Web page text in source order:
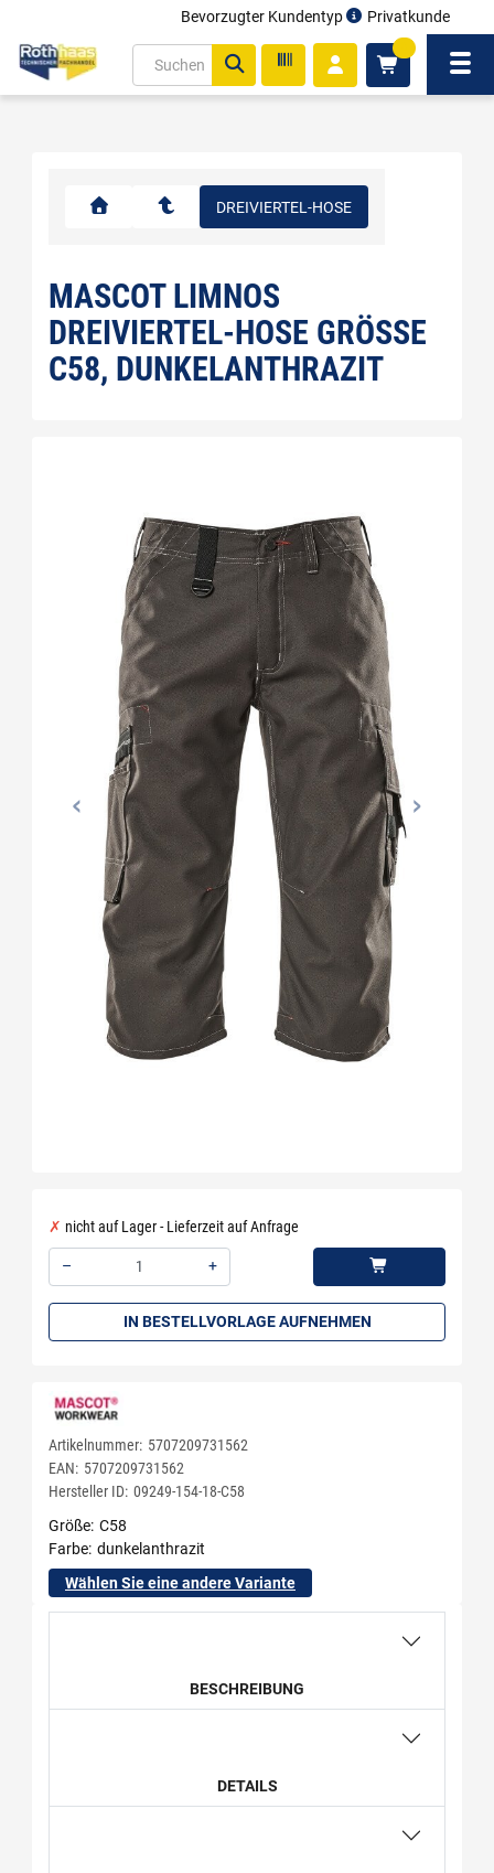
Bevorzugter Kundentyp Privatkunde
DREIVIERTEL-HOSE
MASCOT LIMNOS
DREIVIERTEL-HOSE GRÖSSE C
58, DUNKELANTHRAZIT
nicht auf Lager - Lieferzeit auf Anfrage
–
+
IN BESTELLVORLAGE AUFNEHMEN
Artikelnummer: 5707209731562
EAN: 5707209731562
Hersteller ID: 09249-154-18-C58
Größe C58
Farbe dunkelanthrazit
Wählen Sie eine andere Variante
BESCHREIBUNG
DETAILS